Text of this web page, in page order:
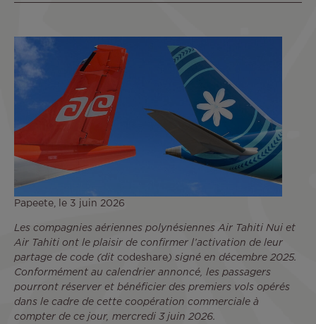
Papeete, le 3 juin 2026
Les compagnies aériennes polynésiennes Air Tahiti Nui et
Air Tahiti ont le plaisir de confirmer l’activation de leur
partage de code (dit codeshare) signé en décembre 2025.
Conformément au calendrier annoncé, les passagers
pourront réserver et bénéficier des premiers vols opérés
dans le cadre de cette coopération commerciale à
compter de ce jour, mercredi 3 juin 2026.